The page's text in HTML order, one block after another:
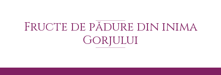
Fructe de pădure din inima
Gorjului